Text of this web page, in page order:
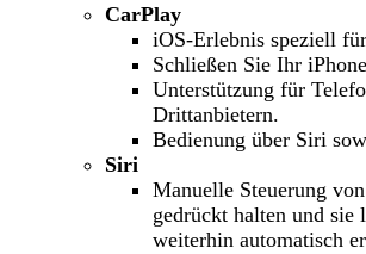
CarPlay
iOS-Erlebnis speziell
Schließen Sie Ihr
Unterstützung für
Drittanbietern.
Bedienung über Siri
Siri
Manuelle Steuerung
gedrückt halten und
weiterhin automatisch